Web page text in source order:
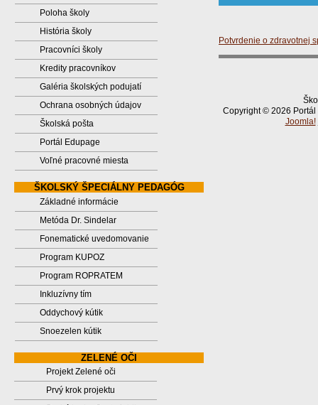
Poloha školy
História školy
Pracovníci školy
Kredity pracovníkov
Galéria školských podujatí
Ochrana osobných údajov
Školská pošta
Portál Edupage
Voľné pracovné miesta
ŠKOLSKÝ ŠPECIÁLNY PEDAGÓG
Základné informácie
Metóda Dr. Sindelar
Fonematické uvedomovanie
Program KUPOZ
Program ROPRATEM
Inkluzívny tím
Oddychový kútik
Snoezelen kútik
ZELENÉ OČI
Projekt Zelené oči
Prvý krok projektu
Potvrdenie o zdravotnej
Copyright © 2026 Portál
Joomla!